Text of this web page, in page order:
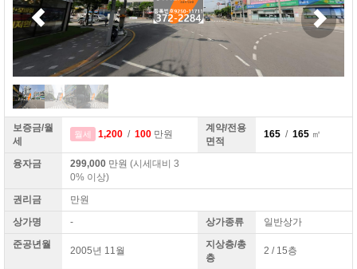
보증금/월
세
월세 1,200 / 100 만원
계약/전용
면적
165 / 165 ㎡
융자금 299,000 만원 (시세대비 3
0% 이상)
권리금
만원
상가명
- 상가종류
일반상가
준공년월
2005년 11월
지상층/총
층
2 / 15층